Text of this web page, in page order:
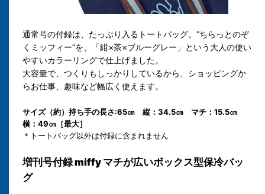
通常号の付録は、たっぷり入るトートバッグ。“ちらっとのぞ
くミッフィー”を、「紺×茶×ブルーグレー」という大人の使い
やすいカラーリングで仕上げました。
大容量で、つくりもしっかりしているから、ショッピングか
らお仕事、趣味など幅広く使えます。
サイズ（約）持ち手の長さ:65㎝ 縦：34.5㎝ マチ：15.5㎝
横：49㎝［最大］
＊トートバッグ以外は付録に含まれません
増刊号付録 miffy マチが広いボックス型保冷バッ
グ